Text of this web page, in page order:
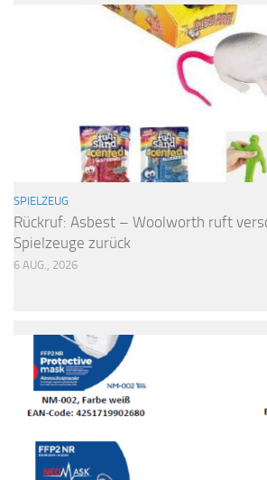
SPIELZEUG
Rückruf: Asbest – Woolworth ruft
Spielzeuge zurück
6 AUG., 2026